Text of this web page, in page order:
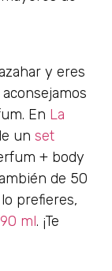
y eres
En La
un set
+ body
de 50
prefieres,
ml. ¡Te